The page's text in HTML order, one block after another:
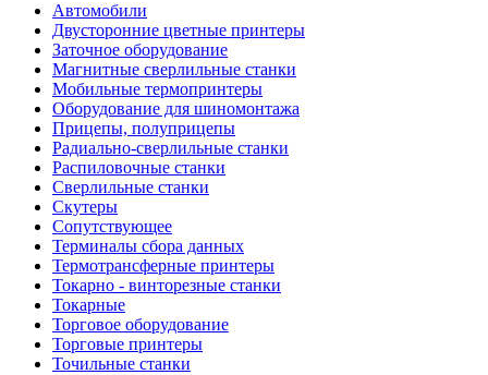
Автомобили
Двусторонние цветные принтеры
Заточное оборудование
Магнитные сверлильные станки
Мобильные термопринтеры
Оборудование для шиномонтажа
Прицепы, полуприцепы
Радиально-сверлильные станки
Распиловочные станки
Сверлильные станки
Скутеры
Сопутствующее
Терминалы сбора данных
Термотрансферные принтеры
Токарно - винторезные станки
Токарные
Торговое оборудование
Торговые принтеры
Точильные станки